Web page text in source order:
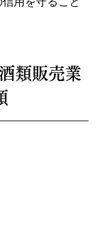
類販売業